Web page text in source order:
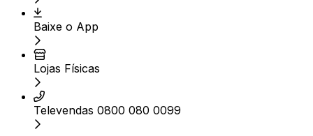
Baixe o App
Lojas Físicas
Televendas 0800 080 0099